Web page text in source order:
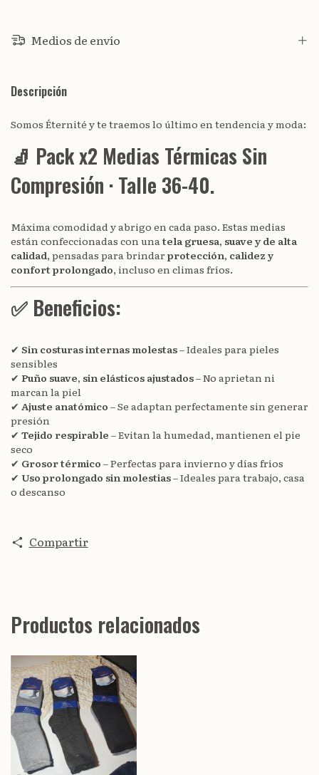
Medios de envío
Descripción
Somos Éternité y te traemos lo último en tendencia y moda:
🧦 Pack x2 Medias Térmicas Sin
Compresión · Talle 36-40.
Máxima comodidad y abrigo en cada paso. Estas medias
están confeccionadas con una tela gruesa, suave y de alta
calidad, pensadas para brindar protección, calidez y
confort prolongado, incluso en climas fríos.
✅ Beneficios:
✔ Sin costuras internas molestas– Ideales para pieles
sensibles
✔ Puño suave, sin elásticos ajustados– No aprietan ni
marcan la piel
✔ Ajuste anatómico – Se adaptan perfectamente sin generar
presión
✔ Tejido respirable – Evitan la humedad, mantienen el pie
seco
✔ Grosor térmico – Perfectas para invierno y días fríos
✔ Uso prolongado sin molestias– Ideales para trabajo, casa
o descanso
Compartir
Productos relacionados